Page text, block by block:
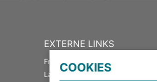
EXTERNE LINKS
Freistaat Thüringen
Landeswahlleiter
COOKIES